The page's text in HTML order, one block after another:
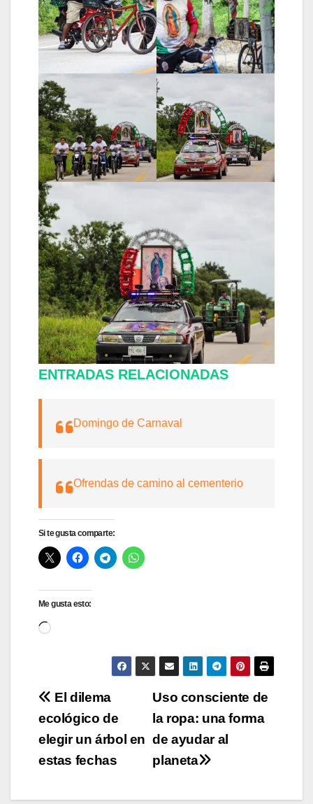
ENTRADAS RELACIONADAS
Domingo de Carnaval
Ofrendas de camino al cementerio
Si te gusta comparte:
Me gusta esto:
Cargando...
Navegación
de
entradas
Uso consciente de
la ropa: una forma
de ayudar al
planeta
El dilema
ecológico de
elegir un árbol en
estas fechas